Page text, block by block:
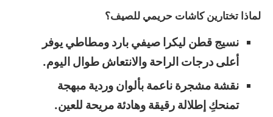
لماذا تختارين كاشات حريمي للصيف؟
نسيج قطن ليكرا صيفي بارد ومطاطي يوفر
أعلى درجات الراحة والانتعاش طوال اليوم.
نقشة مشجرة ناعمة بألوان وردية مبهجة
تمنحكِ إطلالة رقيقة وهادئة مريحة للعين.